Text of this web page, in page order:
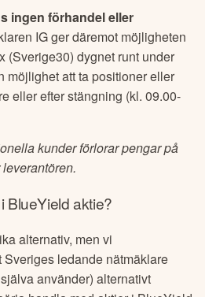
ingen förhandel eller
IG ger däremot möjligheten
(Sverige30) dygnet runt under
möjlighet att ta positioner eller
eller efter stängning (kl. 09.00-
kunder förlorar pengar på
BlueYieldaktie?
alternativ, men vi
ledande nätmäklare
använder) alternativt